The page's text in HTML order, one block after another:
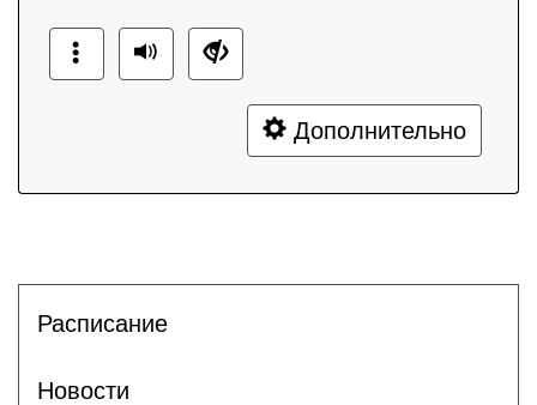
Дополнительно
Расписание
Новости